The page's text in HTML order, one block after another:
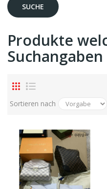
Produkte
Sortieren nach